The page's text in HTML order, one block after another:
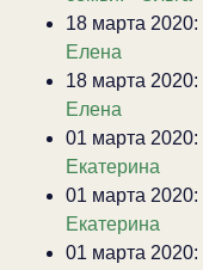
18 марта 2020:
Елена
18 марта 2020:
Елена
01 марта 2020:
Екатерина
01 марта 2020:
Екатерина
01 марта 2020: